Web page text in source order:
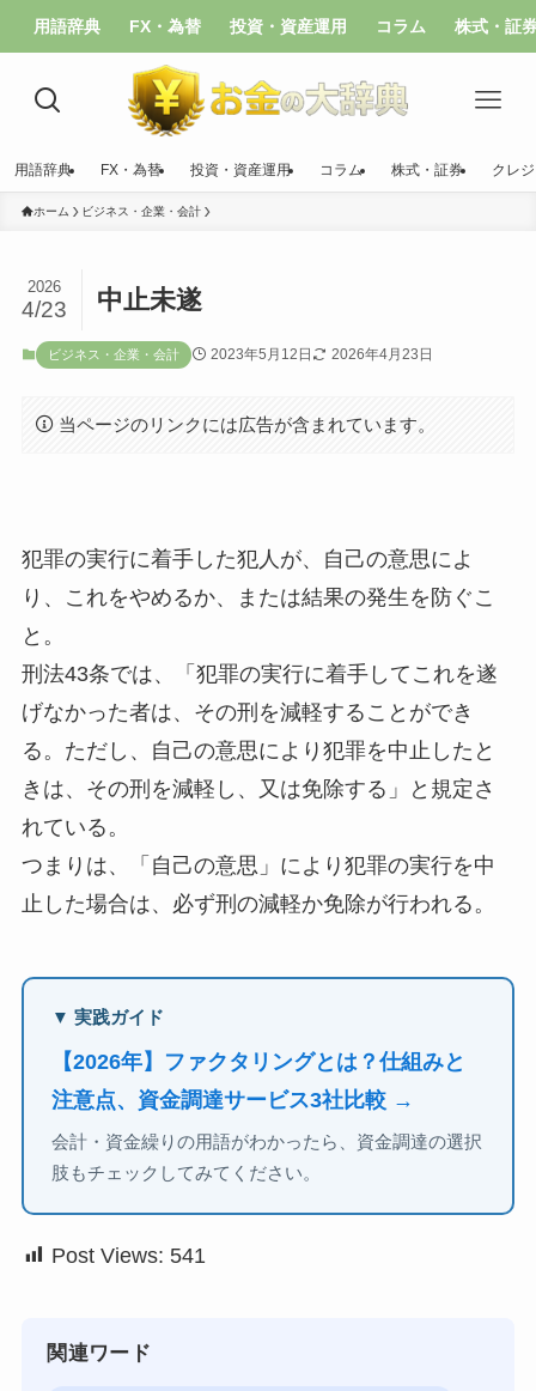
用語辞典 FX・為替 投資・資産運用 コラム 株式・証
用語辞典 FX・為替 投資・資産運用 コラム 株式・証券 クレ
ホーム ビジネス・企業・会計
中止未遂
2026
4/23
ビジネス・企業・会計 2023年5月12日 2026年4月23日
当ページのリンクには広告が含まれています。
犯罪の実行に着手した犯人が、自己の意思によ
り、これをやめるか、または結果の発生を防ぐこ
と。
刑法43条では、「犯罪の実行に着手してこれを遂
げなかった者は、その刑を減軽することができ
る。ただし、自己の意思により犯罪を中止したと
きは、その刑を減軽し、又は免除する」と規定さ
れている。
つまりは、「自己の意思」により犯罪の実行を中
止した場合は、必ず刑の減軽か免除が行われる。
▼ 実践ガイド
【2026年】ファクタリングとは？仕組みと
注意点、資金調達サービス3社比較 →
会計・資金繰りの用語がわかったら、資金調達の選択
肢もチェックしてみてください。
Post Views: 541
関連ワード